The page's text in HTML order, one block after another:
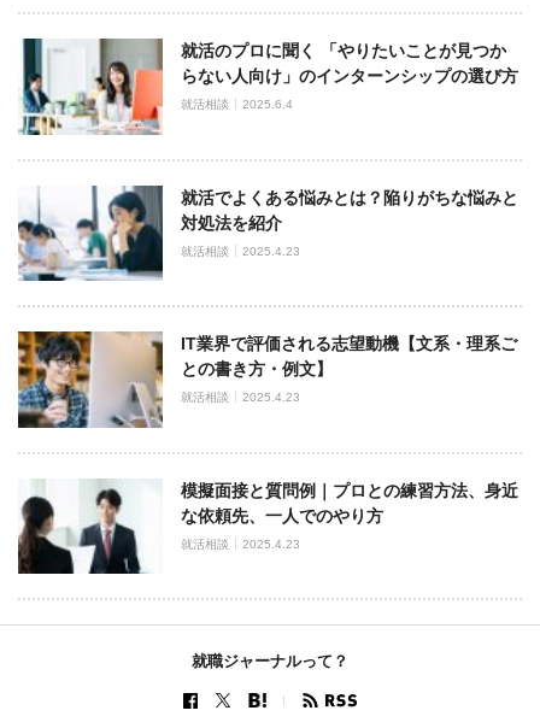
就活のプロに聞く 「やりたいことが見つか
らない人向け」のインターンシップの選び方
就活相談 2025.6.4
就活でよくある悩みとは？陥りがちな悩みと
対処法を紹介
就活相談 2025.4.23
IT業界で評価される志望動機【文系・理系ご
との書き方・例文】
就活相談 2025.4.23
模擬面接と質問例｜プロとの練習方法、身近
な依頼先、一人でのやり方
就活相談 2025.4.23
就職ジャーナルって？